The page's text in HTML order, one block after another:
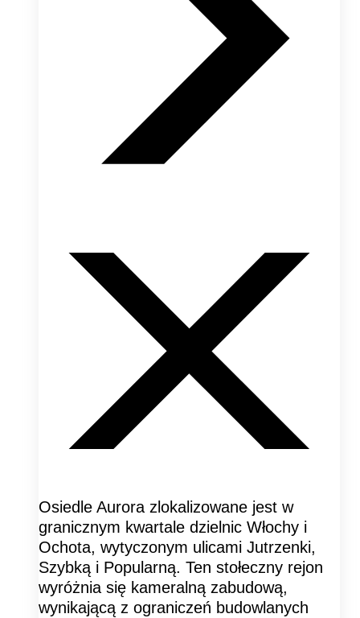
Osiedle Aurora zlokalizowane jest w
granicznym kwartale dzielnic Włochy i
Ochota, wytyczonym ulicami Jutrzenki,
Szybką i Popularną. Ten stołeczny rejon
wyróżnia się kameralną zabudową,
wynikającą z ograniczeń budowlanych